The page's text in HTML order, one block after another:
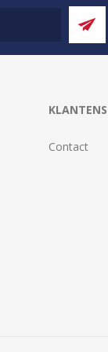
Contact